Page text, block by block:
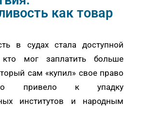
как товар
в судах стала доступной
мог заплатить больше
сам «купил» свое право
привело к упадку
институтов и народным